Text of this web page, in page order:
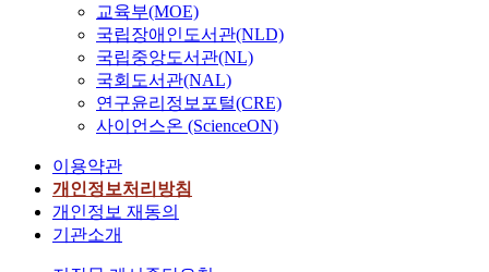
교육부(MOE)
국립장애인도서관(NLD)
국립중앙도서관(NL)
국회도서관(NAL)
연구윤리정보포털(CRE)
사이언스온 (ScienceON)
이용약관
개인정보처리방침
개인정보 재동의
기관소개